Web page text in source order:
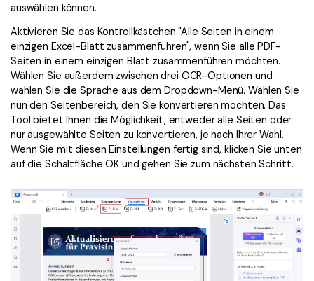
auswählen können.
Aktivieren Sie das Kontrollkästchen "Alle Seiten in einem
einzigen Excel-Blatt zusammenführen", wenn Sie alle PDF-
Seiten in einem einzigen Blatt zusammenführen möchten.
Wählen Sie außerdem zwischen drei OCR-Optionen und
wählen Sie die Sprache aus dem Dropdown-Menü. Wählen Sie
nun den Seitenbereich, den Sie konvertieren möchten. Das
Tool bietet Ihnen die Möglichkeit, entweder alle Seiten oder
nur ausgewählte Seiten zu konvertieren, je nach Ihrer Wahl.
Wenn Sie mit diesen Einstellungen fertig sind, klicken Sie unten
auf die Schaltfläche OK und gehen Sie zum nächsten Schritt.